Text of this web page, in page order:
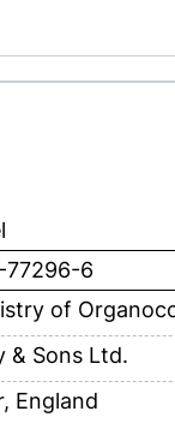
6
of
& Sons Ltd.
England